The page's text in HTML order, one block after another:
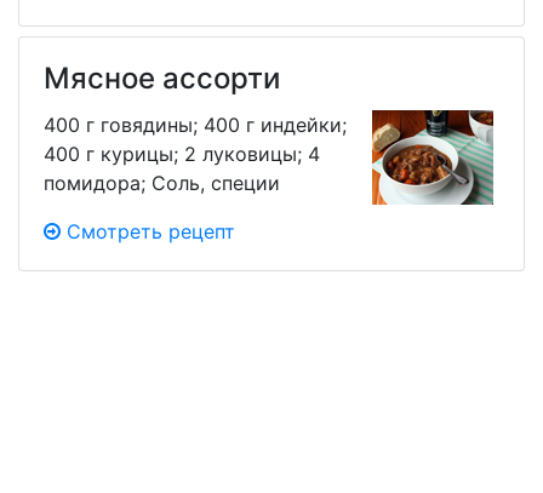
Мясное ассорти
400 г говядины; 400 г индейки;
400 г курицы; 2 луковицы; 4
помидора; Соль, специи
Смотреть рецепт